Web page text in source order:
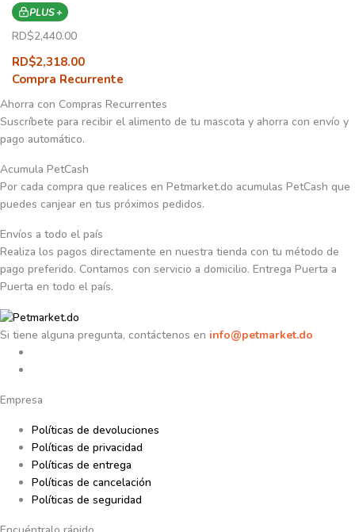
PLUS +
RD$2,440.00
RD$2,318.00
Compra Recurrente
Ahorra con Compras Recurrentes
Suscríbete para recibir el alimento de tu mascota y ahorra con envío y
pago automático.
Acumula PetCash
Por cada compra que realices en Petmarket.do acumulas PetCash que
puedes canjear en tus próximos pedidos.
Envíos a todo el país
Realiza los pagos directamente en nuestra tienda con tu método de
pago preferido. Contamos con servicio a domicilio. Entrega Puerta a
Puerta en todo el país.
Si tiene alguna pregunta, contáctenos en info@petmarket.do
Empresa
Políticas de devoluciones
Políticas de privacidad
Políticas de entrega
Políticas de cancelación
Políticas de seguridad